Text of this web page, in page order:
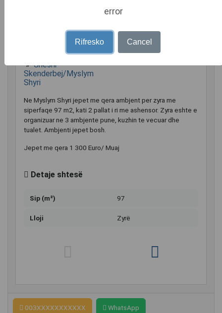
Detajet e postimit
Vendndodhja:Tiranë
»Sheshi
Skenderbej/Myslym
Shyri
Çmimi:
Ne Myslym Shyri jepet me qera ambjent per zyra me
siperfaqe 97 m2, kati 2 pallat i ri me ashensor. Zyra eshte e
organizuar ne 3 ambjente pune, kuzhin te vecuar dhe
tualet. Ambjenti jepet bosh.
Jepet me qera 1 300 Euro/ Muaj
Detaje shtesë
Sip (m²) 97
Lloji Zyrë
003XXXXXXXXXXX WhatsApp
error
Rifresko Cancel